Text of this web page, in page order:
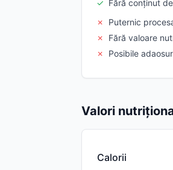
✓ Fără conținut
✗
Puternic
✗
Fără valoare
✗
Posibile
Valori
Calorii